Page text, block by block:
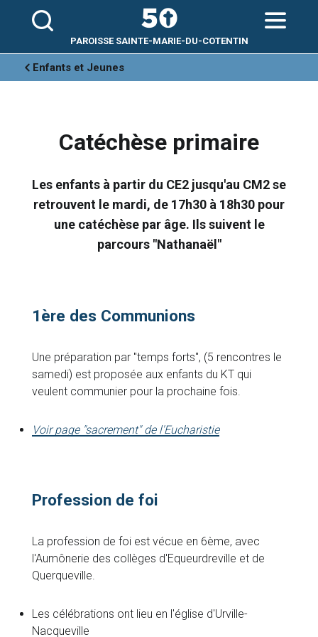
personnels
PAROISSE SAINTE-MARIE-DU-COTENTIN
Enfants et Jeunes
Catéchèse primaire
Les enfants à partir du CE2 jusqu'au CM2 se
retrouvent le mardi, de 17h30 à 18h30 pour
une catéchèse par âge. Ils suivent le
parcours "Nathanaël"
1ère des Communions
Une préparation par "temps forts", (5 rencontres le
samedi) est proposée aux enfants du KT qui
veulent communier pour la prochaine fois.
Voir page "sacrement" de l'Eucharistie
Profession de foi
La profession de foi est vécue en 6ème, avec
l'Aumônerie des collèges d'Equeurdreville et de
Querqueville.
Les célébrations ont lieu en l'église d'Urville-
Nacqueville